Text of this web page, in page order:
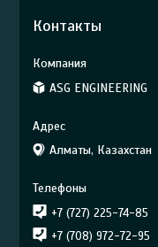
Контакты
ASG ENGINEERING
Алматы, Казахстан
+7 (727) 225-74-85
+7 (708) 972-72-95